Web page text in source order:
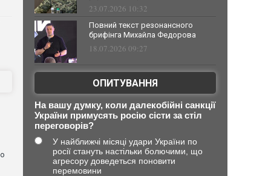
23.07.2026 10:32
Повний текст резонансного
брифінга Михайла Федорова
18.07.2026 09:27
ОПИТУВАННЯ
На вашу думку, коли далекобійні санкції
України примусять росію сісти за стіл
переговорів?
У найближчі місяці удари України по
росії стануть настільки болючими, що
агресору доведеться поновити
перемовини